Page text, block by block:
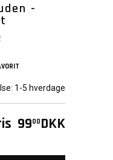
-
1-5 hverdage
9900 DKK